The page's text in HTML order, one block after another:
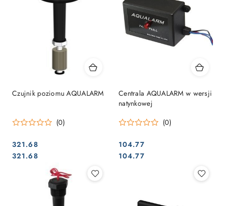
Czujnik poziomu AQUALARM
(0)
Cena:
321.68
Cena:
321.68
Centrala AQUALARM w wersji
natynkowej
(0)
Cena:
104.77
Cena:
104.77